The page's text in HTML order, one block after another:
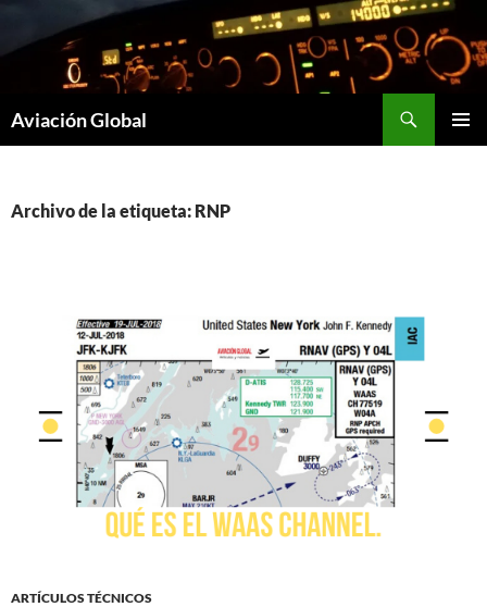
contenido
Aviación Global
Archivo de la etiqueta: RNP
ARTÍCULOS TÉCNICOS